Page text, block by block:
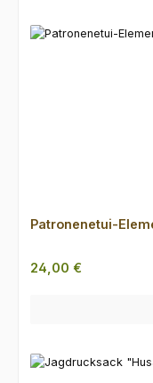
Patronenetui-
Regulärer Preis:
24,00 €